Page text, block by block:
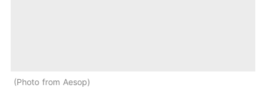
Photo from Aesop